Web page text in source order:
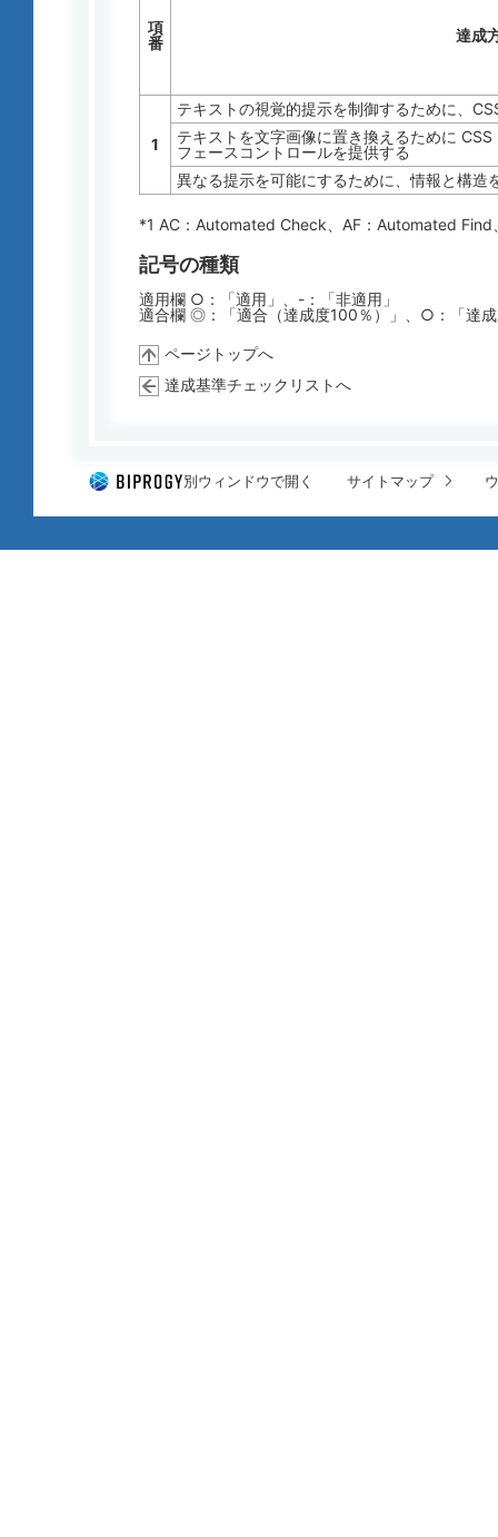
項
番
達成
1
テキストの視覚的提示を制御するために、
テキストを文字画像に置き換えるために
フェースコントロールを提供する
異なる提示を可能にするために、情報と構造
*1 AC： Automated Check 、AF： Automated Find
記号の種類
適用欄 ○：「適用」、-：「非適用」
適合欄 ◎：「適合（達成度100％）」、○：「達
ページトップへ
達成基準チェックリストへ
別ウィンドウで開く サイトマップ